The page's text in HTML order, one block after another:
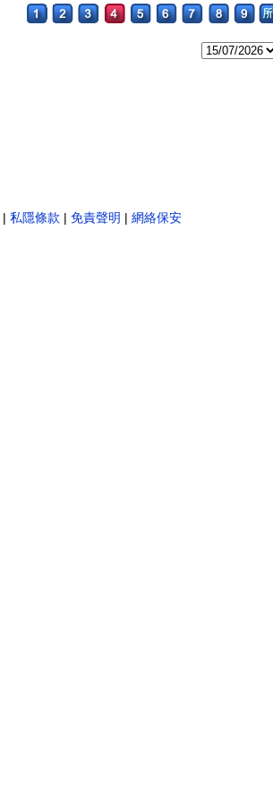
| 私隱條款 | 免責聲明 | 網絡保安